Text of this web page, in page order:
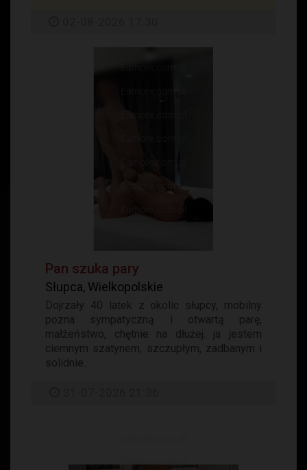
Pan szuka pary
Słupca, Wielkopolskie
Dojrzały 40 latek z okolic słupcy, mobilny
pozna sympatyczną i otwartą parę,
małżeństwo, chętnie na dłużej. ja jestem
ciemnym szatynem, szczupłym, zadbanym i
solidnie...